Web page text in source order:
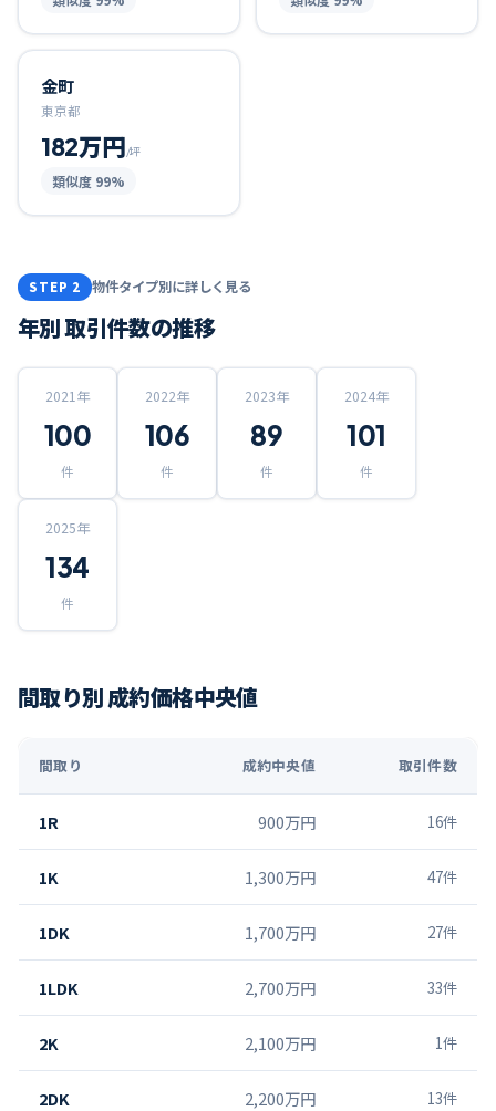
金町
東京都
182万円/坪
類似度 99%
STEP 2 物件タイプ別に詳しく見る
年別 取引件数の推移
2021 年
100
件
2022年
106
件
2023年
89
件
2024年
101
件
2025年
134
件
間取り別 成約価格中央値
間取り 成約中央値 取引件数
1R 900万円 16件
1K 1,300万円 47件
1DK 1,700万円 27件
1LDK 2,700万円 33件
2K 2,100万円 1件
2DK 2,200万円 13件